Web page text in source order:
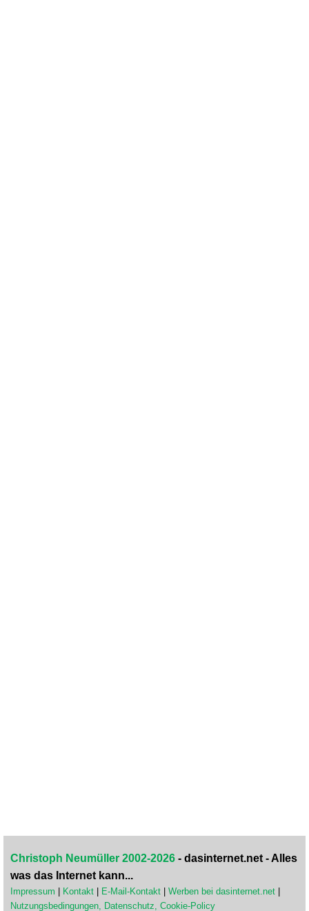
Christoph Neumüller 2002-2026 - dasinternet.net - Alles
was das Internet kann...
Impressum Kontakt E-Mail-Kontakt Werben bei dasinternet.net
Nutzungsbedingungen, Datenschutz, Cookie-Policy